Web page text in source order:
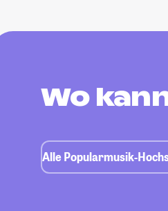
Wo
Alle Popularmusik-